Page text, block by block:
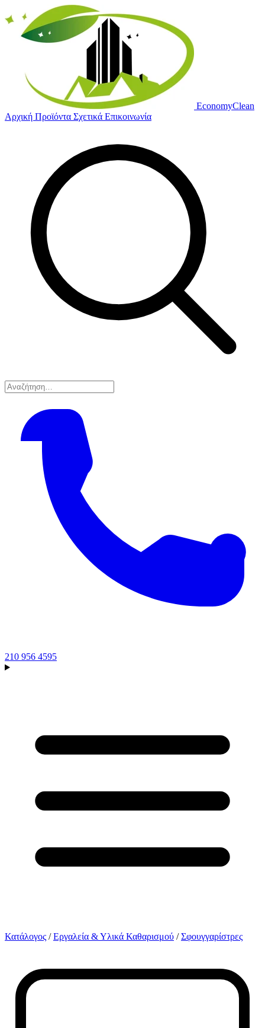
EconomyClean
Αρχική Προϊόντα Σχετικά Επικοινωνία
210 956 4595
Κατάλογος / Εργαλεία & Υλικά Καθαρισμού / Σφουγγαρίστρες